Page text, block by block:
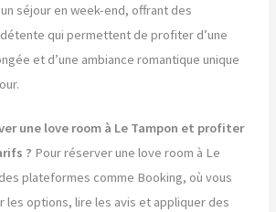
séjour en week-end, offrant des
qui permettent de profiter d’une
et d’une ambiance romantique unique
une love room à Le Tampon et profiter
? Pour réserver une love room à Le
plateformes comme Booking, où vous
les options, lire les avis et appliquer des